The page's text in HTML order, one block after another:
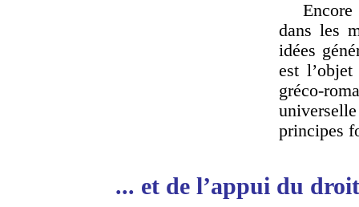
dans les
idées
est
gréco-
principes
... et de l’appui du